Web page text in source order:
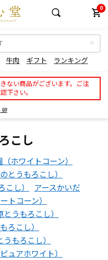
0
牛肉 ギフト ランキング
ない商品がございます。ご注
下さい。
卵
こし
ホワイトコーン）
とうもろこし）
こし）
アースかいだ
トコーン）
うもろこし）
ろこし）
もろこし）
ュアホワイト）